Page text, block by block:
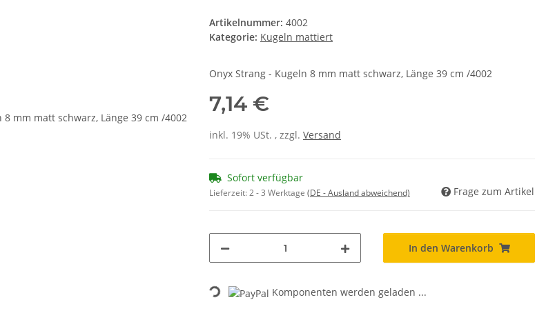
Artikelnummer: 4002
Kategorie: Kugeln mattiert
Onyx Strang - Kugeln 8 mm matt schwarz, Länge 39 cm /4002
7,14 €
inkl. 19% USt. , zzgl. Versand
Sofort verfügbar
Lieferzeit:2 - 3 Werktage (DE - Ausland abweichend) Frage zum Artikel
In den Warenkorb
Komponenten werden geladen ...